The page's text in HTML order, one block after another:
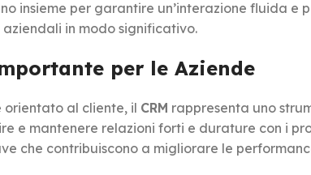
insieme per garantire un’interazione fluida e
in modo significativo.
per le Aziende
al cliente, il CRM rappresenta uno
e mantenere relazioni forti e durature con i
che contribuiscono a migliorare le